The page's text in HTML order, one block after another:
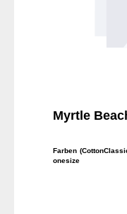
Myrtle
Farben
onesize